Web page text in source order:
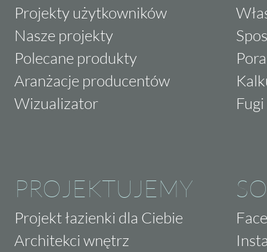
Projekty użytkowników
Nasze projekty
Polecane produkty
Aranżacje producentów
Wizualizator
PROJEKTUJEMY
Projekt łazienki dla Ciebie
Architekci wnętrz